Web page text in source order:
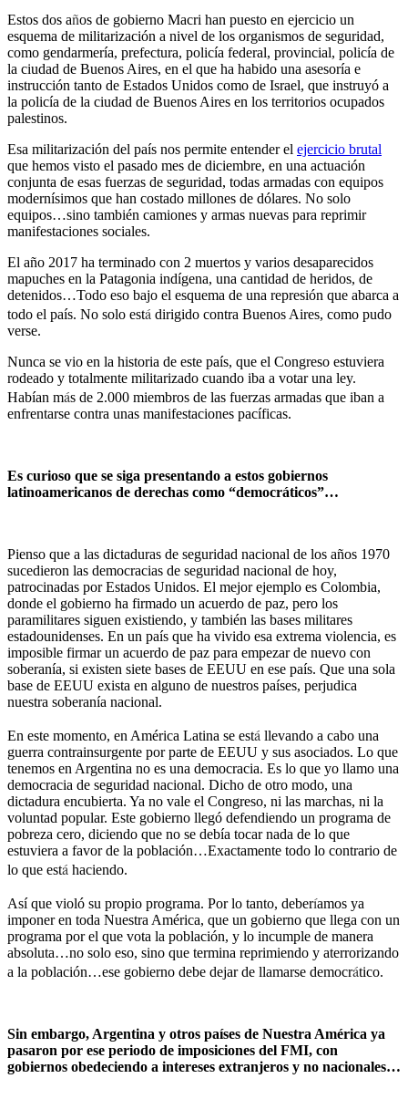
Estos dos años de gobierno Macri han puesto en ejercicio un
esquema de militarización a nivel de los organismos de seguridad,
como gendarmería, prefectura, policía federal, provincial, policía de
la ciudad de Buenos Aires, en el que ha habido una asesoría e
instrucción tanto de Estados Unidos como de Israel, que instruyó a
la policía de la ciudad de Buenos Aires en los territorios ocupados
palestinos.
Esa militarización del país nos permite entender el ejercicio brutal
que hemos visto el pasado mes de diciembre, en una actuación
conjunta de esas fuerzas de seguridad, todas armadas con equipos
modernísimos que han costado millones de dólares. No solo
equipos…sino también camiones y armas nuevas para reprimir
manifestaciones sociales.
El año 2017 ha terminado con 2 muertos y varios desaparecidos
mapuches en la Patagonia indígena, una cantidad de heridos, de
detenidos…Todo eso bajo el esquema de una represión que abarca a
todo el país. No solo está dirigido contra Buenos Aires, como pudo
verse.
Nunca se vio en la historia de este país, que el Congreso estuviera
rodeado y totalmente militarizado cuando iba a votar una ley.
Habían más de 2.000 miembros de las fuerzas armadas que iban a
enfrentarse contra unas manifestaciones pacíficas.
Es curioso que se siga presentando a estos gobiernos
latinoamericanos de derechas como “democráticos”…
Pienso que a las dictaduras de seguridad nacional de los años 1970
sucedieron las democracias de seguridad nacional de hoy,
patrocinadas por Estados Unidos. El mejor ejemplo es Colombia,
donde el gobierno ha firmado un acuerdo de paz, pero los
paramilitares siguen existiendo, y también las bases militares
estadounidenses. En un país que ha vivido esa extrema violencia, es
imposible firmar un acuerdo de paz para empezar de nuevo con
soberanía, si existen siete bases de EEUU en ese país. Que una sola
base de EEUU exista en alguno de nuestros países, perjudica
nuestra soberanía nacional.
En este momento, en América Latina se está llevando a cabo una
guerra contrainsurgente por parte de EEUU y sus asociados. Lo que
tenemos en Argentina no es una democracia. Es lo que yo llamo una
democracia de seguridad nacional. Dicho de otro modo, una
dictadura encubierta. Ya no vale el Congreso, ni las marchas, ni la
voluntad popular. Este gobierno llegó defendiendo un programa de
pobreza cero, diciendo que no se debía tocar nada de lo que
estuviera a favor de la población…Exactamente todo lo contrario de
lo que está haciendo.
Así que violó su propio programa. Por lo tanto, deberíamos ya
imponer en toda Nuestra América, que un gobierno que llega con un
programa por el que vota la población, y lo incumple de manera
absoluta…no solo eso, sino que termina reprimiendo y aterrorizando
a la población…ese gobierno debe dejar de llamarse democrático.
Sin embargo, Argentina y otros países de Nuestra América ya
pasaron por ese periodo de imposiciones del FMI, con
gobiernos obedeciendo a intereses extranjeros y no nacionales…